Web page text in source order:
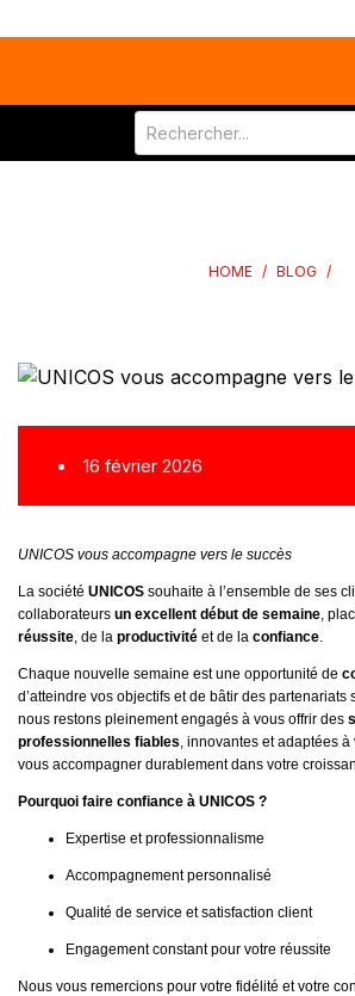
HOME / BLOG /
16 février 2026
UNICOS vous accompagne vers le succès
La société UNICOS souhaite à l’ensemble de ses
collaborateurs un excellent début de semaine,
réussite, de la productivité et de la confiance.
Chaque nouvelle semaine est une opportunité de
d’atteindre vos objectifs et de bâtir des partenariats
nous restons pleinement engagés à vous offrir des
professionnelles fiables, innovantes et adaptées
vous accompagner durablement dans votre
Pourquoi faire confiance à UNICOS ?
Expertise et professionnalisme
Accompagnement personnalisé
Qualité de service et satisfaction client
Engagement constant pour votre réussite
Nous vous remercions pour votre fidélité et votre